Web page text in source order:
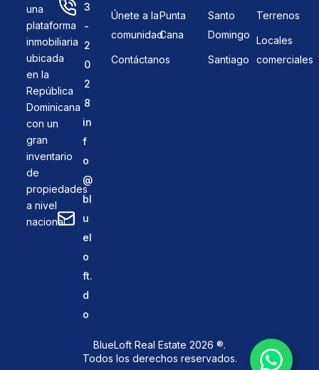
una
plataforma
inmobiliaria
ubicada
en la
República
Dominicana
con un
gran
inventario
de
propiedades
a nivel
nacional.
3
-
2
0
2
8
in
f
o
@
bl
u
el
o
ft.
d
o
Únete a la
comunidad
Contáctanos
Punta
Cana
Santo
Domingo
Santiago
Terrenos
Locales
comerciales
BlueLoft Real Estate 2026 ®.
Todos los derechos reservados.